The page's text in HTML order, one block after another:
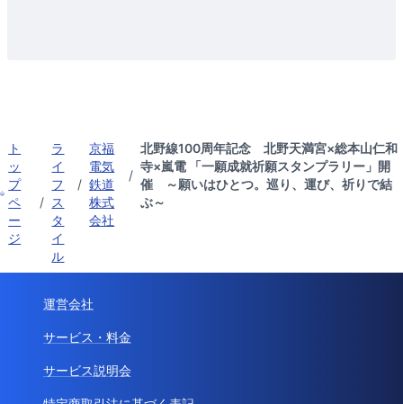
ト
ッ
プ
ペ
ー
ジ
/
ラ
イ
フ
ス
タ
イ
ル
/
京福
電気
鉄道
株式
会社
/
北野線100周年記念 北野天満宮×総本山仁和
寺×嵐電 「一願成就祈願スタンプラリー」開
催 ～願いはひとつ。巡り、運び、祈りで結
ぶ～
運営会社
サービス・料金
サービス説明会